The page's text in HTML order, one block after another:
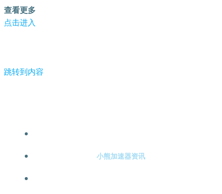
查看更多
点击进入
跳转到内容
小熊加速器资讯